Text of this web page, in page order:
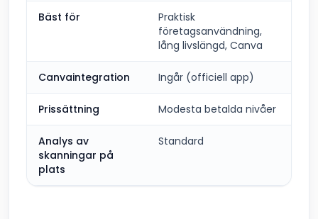
Bäst för
Praktisk
företagsanvändning,
lång livslängd, Canva
Canvaintegration Ingår (officiell app)
Prissättning Modesta betalda nivåer
Analys av
skanningar på
plats
Standard